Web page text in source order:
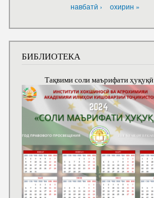
навбатӣ › охирин »
БИБЛИОТЕКА
Тақвими соли маърифати ҳуқуқӣ